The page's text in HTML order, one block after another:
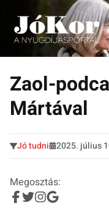
Tovább
tartalomra
Tudnivalók,
Zaol-
Mártával
Jó tudni 2025. július
Megosztás: